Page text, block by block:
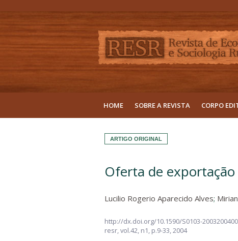
HOME SOBRE A REVISTA CORPO
ARTIGO ORIGINAL
Oferta de
Lucilio Rogerio Aparecido Alves;
http://dx.doi.org/10.1590/S0103-
resr,vol.42, n1, p.9-33, 2004